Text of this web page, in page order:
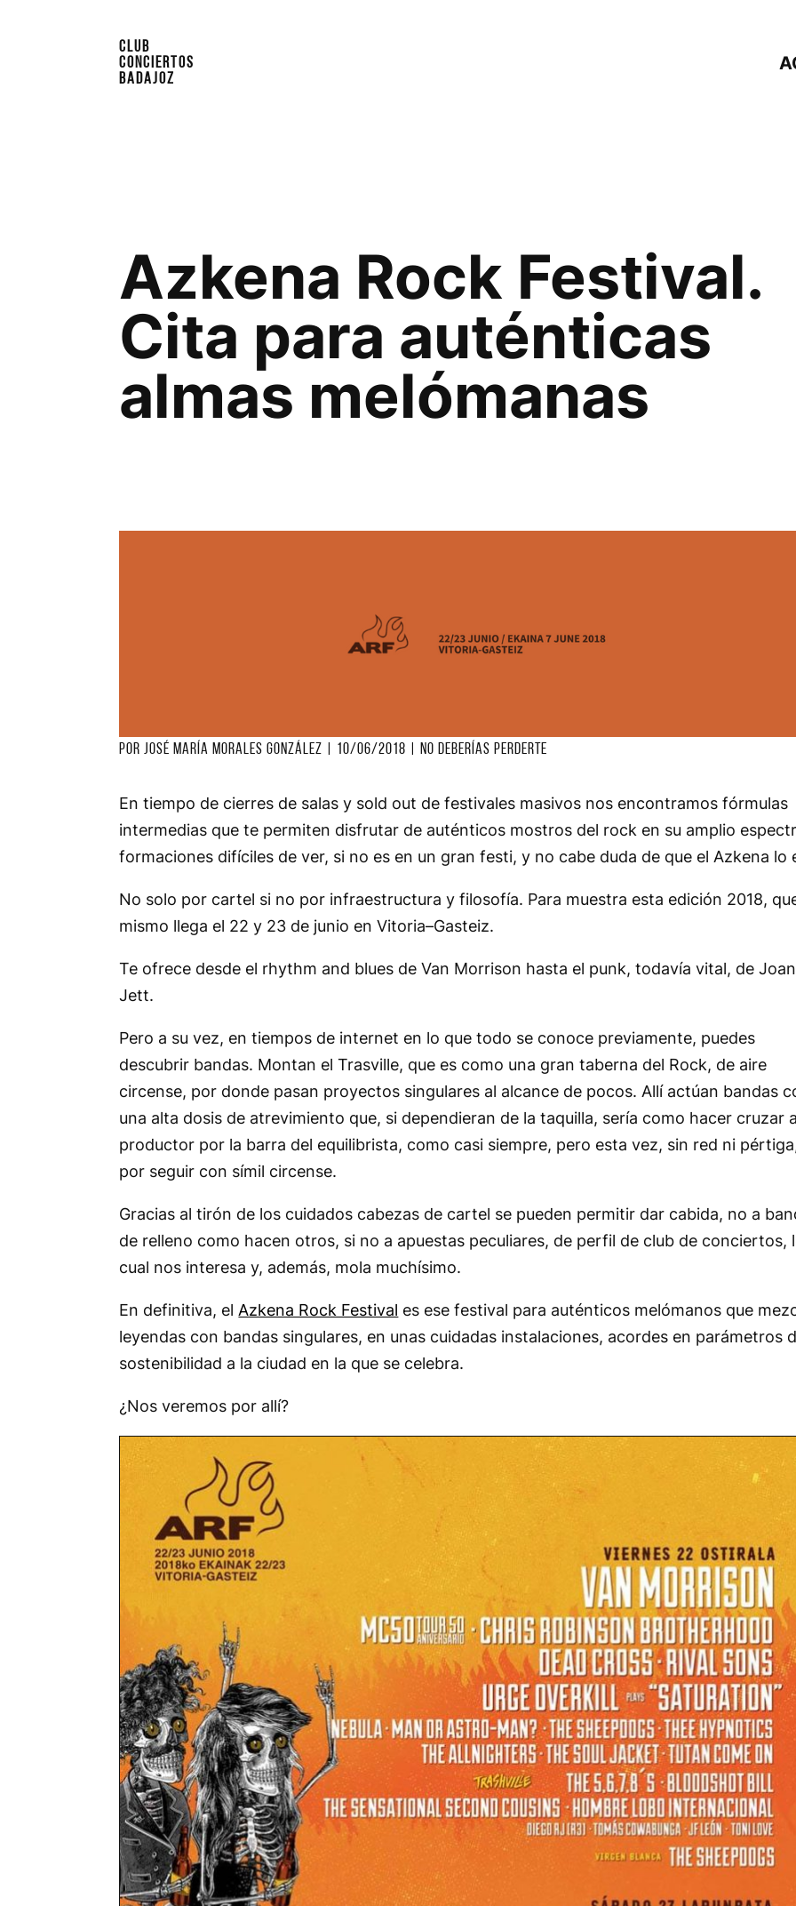
CLUB
CONCIERTOS
BADAJOZ
Azkena Rock Festival.
Cita para auténticas
almas melómanas
porJosé María Morales González 10/06/2018 |No deberías perderte
En tiempo de cierres de salas y sold out de festivales masivos nos encontramos fórmulas
intermedias que te permiten disfrutar de auténticos mostros del rock en su amplio
formaciones difíciles de ver, si no es en un gran festi, y no cabe duda de que el Azkena lo
No solo por cartel si no por infraestructura y filosofía. Para muestra esta edición 2018,
mismo llega el 22 y 23 de junio en Vitoria–Gasteiz.
Te ofrece desde el rhythm and blues de Van Morrison hasta el punk, todavía vital, de Joan
Jett.
Pero a su vez, en tiempos de internet en lo que todo se conoce previamente, puedes
descubrir bandas. Montan elTrasville, que es como una gran taberna del Rock, de aire
circense, por donde pasan proyectos singulares al alcance de pocos. Allí actúan bandas
una alta dosis de atrevimiento que, si dependieran de la taquilla, sería como hacer cruzar
productor por la barra del equilibrista, como casi siempre, pero esta vez, sin red ni
por seguir con símil circense.
Gracias al tirón de los cuidados cabezas de cartel se pueden permitir dar cabida, no a
de relleno como hacen otros, si no a apuestas peculiares, de perfil de club de conciertos,
cual nos interesa y, además, mola muchísimo.
En definitiva, el Azkena Rock Festival es ese festival para auténticos melómanos que
leyendas con bandas singulares, en unas cuidadas instalaciones, acordes en parámetros
sostenibilidad a la ciudad en la que se celebra.
¿Nos veremos por allí?